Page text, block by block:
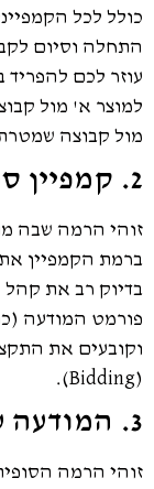
כולל לכל
התחלה וסיום
עוזר לכם להפריד
למוצר א' מול
מול קבוצה
2. קמפיין ספציפי (Campaign)
זוהי הרמה שבה
ברמת הקמפיין
בדיוק רב את קהל
פורמט המודעה
וקובעים את
(Bidding).
3. המודעה עצמה (Ad)
זוהי הרמה